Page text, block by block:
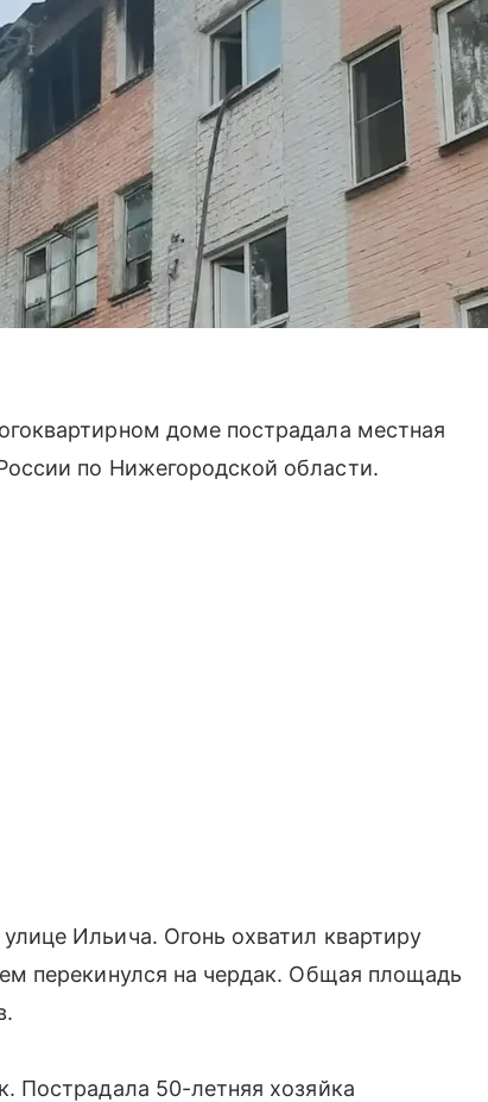
доме пострадала местная
по Нижегородской области.
Ильича. Огонь охватил квартиру
перекинулся на чердак. Общая площадь
Пострадала 50-летняя хозяйка